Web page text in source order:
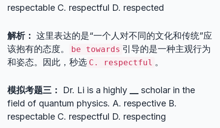
respectable C. respectful D. respected
解析： 这里表达的是“一个人对不同的文化和传统”应
该抱有的态度。
be towards 引导的是一种主观行为
和姿态。因此，秒选 C. respectful 。
模拟考题三： Dr. Li is a highly
scholar in the
field of quantum physics. A. respective B.
respectable C. respectful D. respecting